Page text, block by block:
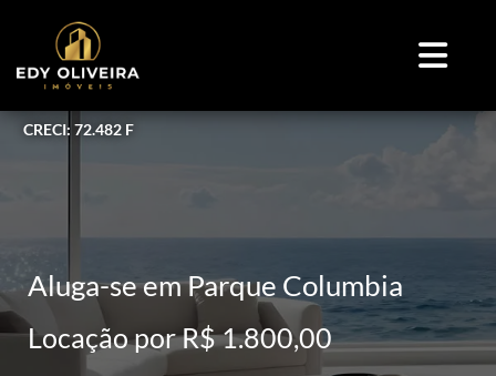
CRECI: 72.482 F
Aluga-se em Parque Columbia
Locação por R$ 1.800,00